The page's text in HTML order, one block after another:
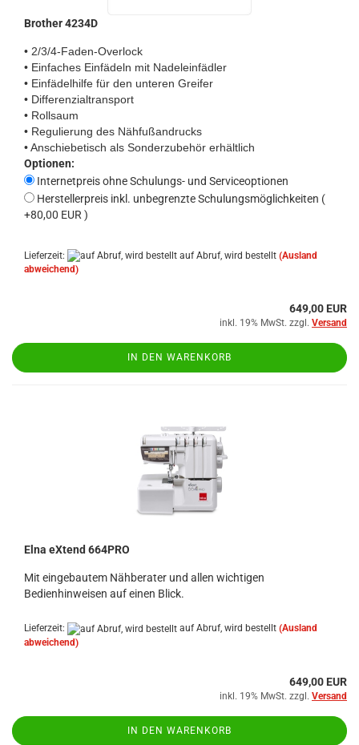
Brother 4234D
• 2/3/4-Faden-Overlock
• Einfaches Einfädeln mit Nadeleinfädler
• Einfädelhilfe für den unteren Greifer
• Differenzialtransport
• Rollsaum
• Regulierung des Nähfußandrucks
• Anschiebetisch als Sonderzubehör erhältlich
Optionen:
Internetpreis ohne Schulungs- und Serviceoptionen
Herstellerpreis inkl. unbegrenzte Schulungsmöglichkeiten (
+80,00 EUR )
Lieferzeit: auf Abruf, wird bestellt (Ausland
abweichend)
649,00 EUR
inkl. 19% MwSt. zzgl. Versand
IN DEN WARENKORB
Elna eXtend 664PRO
Mit eingebautem Nähberater und allen wichtigen
Bedienhinweisen auf einen Blick.
Lieferzeit: auf Abruf, wird bestellt (Ausland
abweichend)
649,00 EUR
inkl. 19% MwSt. zzgl. Versand
IN DEN WARENKORB